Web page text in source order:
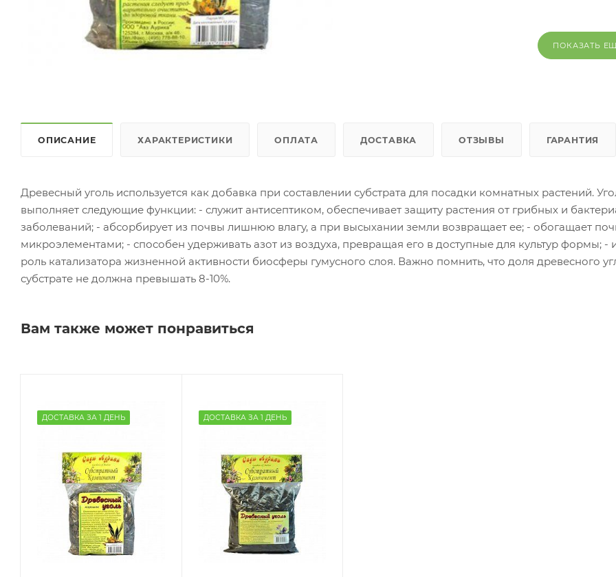
ПОКАЗАТЬ
ОПИСАНИЕ ХАРАКТЕРИСТИКИ ОПЛАТА ДОСТАВКА ОТЗЫВЫ ГАРАНТИЯ
Древесный уголь используется как добавка при составлении субстрата для посадки комнатных растений.
выполняет следующие функции: - служит антисептиком, обеспечивает защиту растения от грибных и
заболеваний; - абсорбирует из почвы лишнюю влагу, а при высыхании земли возвращает ее; - обогащает
микроэлементами; - способен удерживать азот из воздуха, превращая его в доступные для культур формы; -
роль катализатора жизненной активности биосферы гумусного слоя. Важно помнить, что доля древесного
субстрате не должна превышать 8-10%.
Вам также может понравиться
ДОСТАВКА ЗА 1 ДЕНЬ ДОСТАВКА ЗА 1 ДЕНЬ